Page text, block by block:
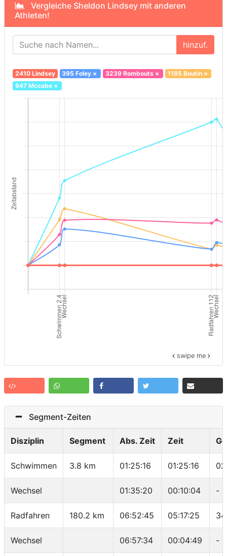
Vergleiche Sheldon Lindsey mit anderen
Athleten!
hinzuf.
2410 Lindsey 395 Foley × 3239 Rombouts× 1185 Boutin×
947 Mccabe×
swipe me
Segment-Zeiten
Disziplin Segment Abs. Zeit Zeit
Schwimmen 3.8 km 01:25:16 01:25:16
Wechsel 01:35:20 00:10:04 -
Radfahren 180.2 km 06:52:45 05:17:25
Wechsel 06:57:34 00:04:49 -